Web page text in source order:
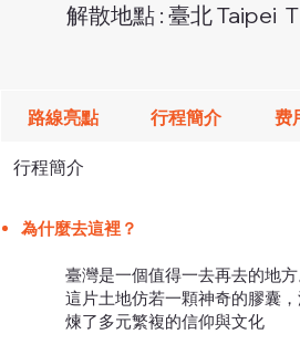
解散地點 : 臺北 Taipei
為什麼去這裡？
臺灣是一個值得一去再去的地方
這片土地仿若一顆神奇的膠囊
煉了多元繁複的信仰與文化
行程簡介
路線亮點 行程簡介 费